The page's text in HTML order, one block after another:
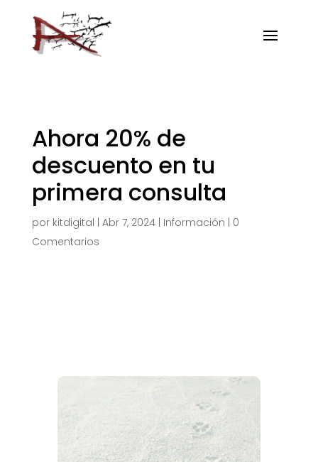
Ahora 20% de
descuento en tu
primera consulta
por kitdigital | Abr 7, 2024| Información | 0
Comentarios